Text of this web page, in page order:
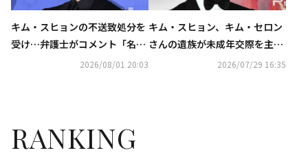
キム・スヒョンの不送致処分を
受け…弁護士がコメント「名誉
回復において重要な意味を持
2026/08/01 20:03
キム・スヒョン、キム・セロン
さんの遺族が未成年交際を主張
し告訴も…不起訴処分に
2026/07/29 16:35
RANKING